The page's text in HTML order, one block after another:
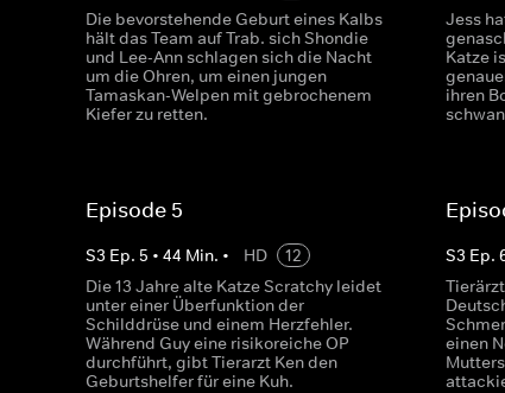
Die bevorstehende Geburt eines Kalbs
hält das Team auf Trab. sich Shondie
und Lee-Ann schlagen sich die Nacht
um die Ohren, um einen jungen
Tamaskan-Welpen mit gebrochenem
Kiefer zu retten.
Jess
Katze
ihren
Episode 5
S3 Ep. 5 • 44 Min. • HD
12
Die 13 Jahre alte Katze Scratchy leidet
unter einer Überfunktion der
Schilddrüse und einem Herzfehler.
Während Guy eine risikoreiche OP
durchführt, gibt Tierarzt Ken den
Geburtshelfer für eine Kuh.
S3 Ep.
einen